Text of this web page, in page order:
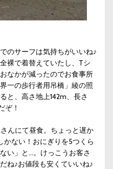
のサーフは気持ちがいいね♪
裸で着替えていたし、Tシ
なかが減ったのでお食事所
一の歩行者用吊橋」綾の照
と、高さ地上142m、長さ
ぞ！
んにて昼食。ちょっと遅か
かない！おにぎりを5つくら
い」と…。けっこうお客さ
ね♪お値段も安くていいね♪